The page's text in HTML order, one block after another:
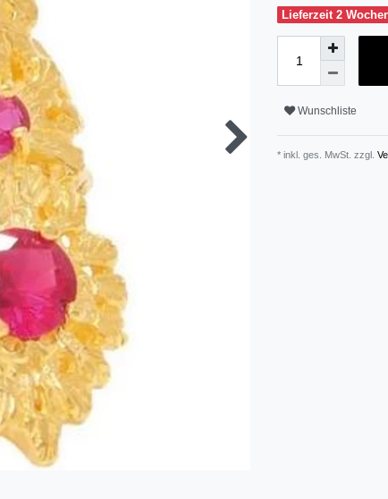
Lieferzeit 2
Wunschliste
* inkl. ges. MwSt. zzgl.